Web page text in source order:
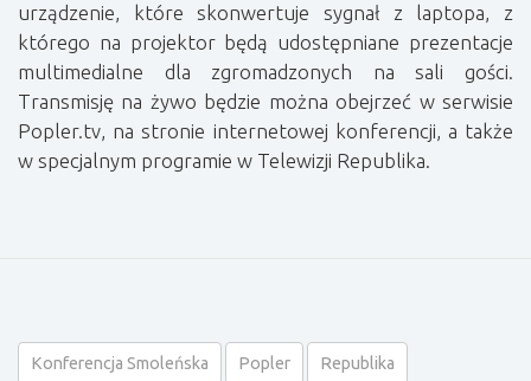
urządzenie, które skonwertuje sygnał z laptopa, z
którego na projektor będą udostępniane prezentacje
multimedialne dla zgromadzonych na sali gości.
Transmisję na żywo będzie można obejrzeć w serwisie
Popler.tv, na stronie internetowej konferencji, a także
w specjalnym programie w Telewizji Republika.
Konferencja Smoleńska Popler Republika